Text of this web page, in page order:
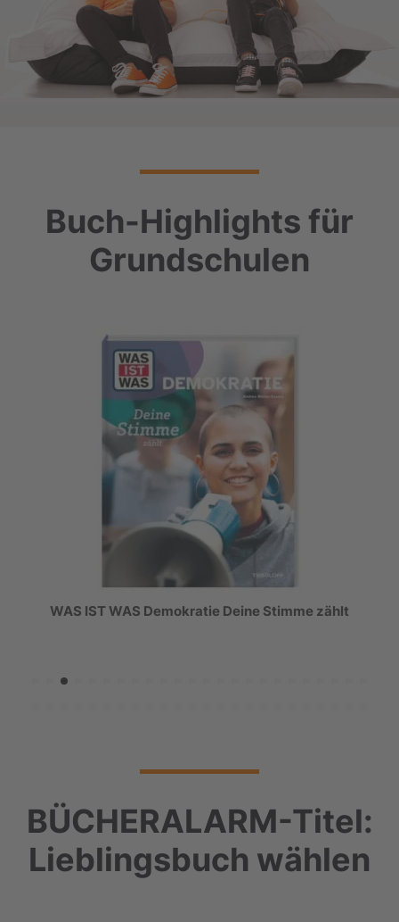
Buch-Highlights für
Grundschulen
WAS IST WAS Demokratie Deine Stimme zählt
BÜCHERALARM-Titel:
Lieblingsbuch wählen